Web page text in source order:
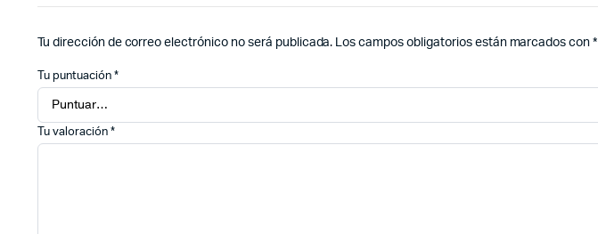
Tu dirección de correo electrónico no será publicada. Los campos obligatorios están marcados con*
Tu puntuación *
Tu valoración *